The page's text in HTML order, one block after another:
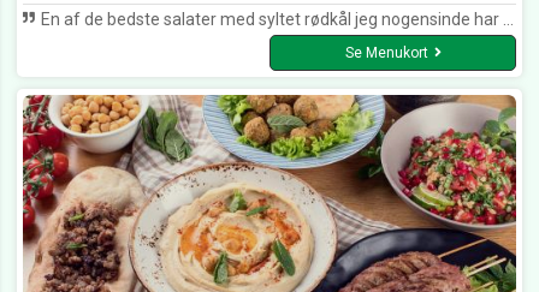
En af de bedste salater med syltet rødkål jeg nogensinde har smagt, kan klart anbefales...
Se Menukort